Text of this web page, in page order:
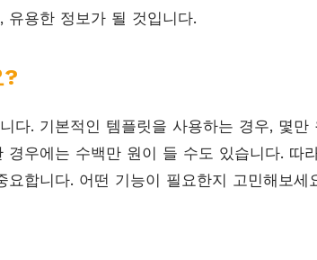
유용한 정보가 될 것입니다.
?
다. 기본적인 템플릿을 사용하는 경우, 몇만
우에는 수백만 원이 들 수도 있습니다. 따
합니다. 어떤 기능이 필요한지 고민해보세